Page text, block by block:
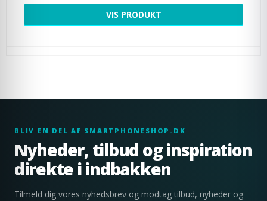
VIS PRODUKT
BLIV EN DEL AF SMARTPHONESHOP.DK
Nyheder, tilbud og inspiration
direkte i indbakken
Tilmeld dig vores nyhedsbrev og modtag tilbud, nyheder og